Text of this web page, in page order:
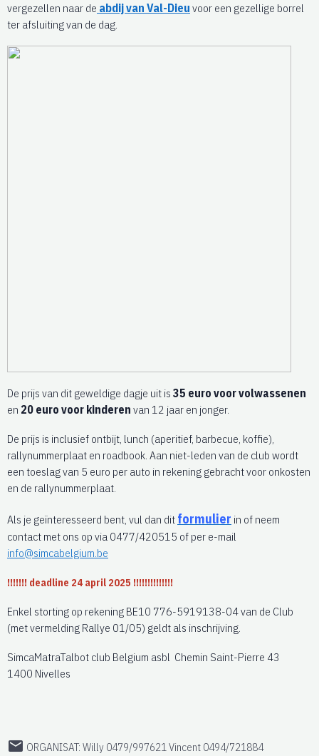
vergezellen naar de abdij van Val-Dieu voor een gezellige borrel
ter afsluiting van de dag.
De prijs van dit geweldige dagje uit is 35 euro voor volwassenen
en 20 euro voor kinderen van 12 jaar en jonger.
De prijs is inclusief ontbijt, lunch (aperitief, barbecue, koffie),
rallynummerplaat en roadbook. Aan niet-leden van de club wordt
een toeslag van 5 euro per auto in rekening gebracht voor onkosten
en de rallynummerplaat.
Als je geïnteresseerd bent, vul dan dit formulier in of neem
contact met ons op via 0477/420515 of per e-mail
info@simcabelgium.be
!!!!!!! deadline 24 april 2025 !!!!!!!!!!!!!!
Enkel storting op rekening BE10 776-5919138-04 van de Club
(met vermelding Rallye 01/05) geldt als inschrijving.
SimcaMatraTalbot club Belgium asbl Chemin Saint-Pierre 43
1400 Nivelles
ORGANISAT: Willy 0479/997621 Vincent 0494/721884